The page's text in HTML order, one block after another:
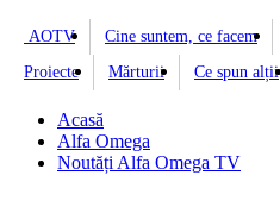
AOTV Cine suntem, ce facem
Proiecte
Mărturii Ce spun alții
Acasă
Alfa Omega
Noutăți Alfa Omega TV